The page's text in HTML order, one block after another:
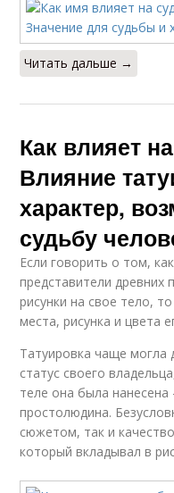
Читать дальше →
Как влияет
Влияние
характер,
судьбу
Если говорить о том,
представители древних
рисунки на свое тело,
места, рисунка и цвета
Татуировка чаще могла
статус своего
теле она была
простолюдина.
сюжетом, так и
который вкладывал в